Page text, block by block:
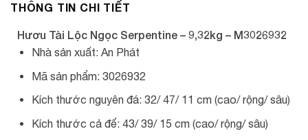
THÔNG TIN CHI TIẾT
Hươu Tài Lộc Ngọc Serpentine – 9,32kg – M3026932
Nhà sản xuất: An Phát
Mã sản phẩm: 3026932
Kích thước nguyên đá: 32/ 47/ 11 cm (cao/ rộng/ sâu)
Kích thước cả đế: 43/ 39/ 15 cm (cao/ rộng/ sâu)